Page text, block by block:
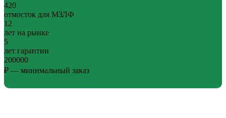
420
отмосток для МЗЛФ
12
лет на рынке
5
лет гарантии
200000
₽ — минимальный заказ